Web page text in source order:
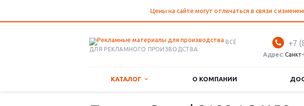
Цены на сайте могут отличаться в связи с
ВСЁ
ДЛЯ РЕКЛАМНОГО ПРОИЗВОДСТВА
+7
Адрес:
КАТАЛОГ О КОМПАНИИ